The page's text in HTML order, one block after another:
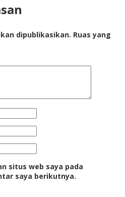
dipublikasikan. Ruas yang
situs web saya pada
saya berikutnya.